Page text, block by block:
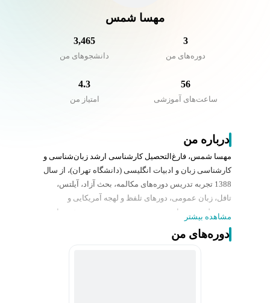
مهسا شمس
3
دوره‌های من
3,465
دانشجو‌های من
56
ساعت‌های آموزشی
4.3
امتیاز من
درباره من
مهسا شمس، فارغ‌التحصیل کارشناسی ارشد زبان‌شناسی و
کارشناسی زبان و ادبیات انگلیسی (دانشگاه تهران)، از سال
1388 تجربه‌ تدریس دوره‌های مکالمه، بحث آزاد، آیلتس،
تافل، زبان عمومی، دورهای تلفظ و لهجه آمریکایی و
همین‌طور دوره‌های تربیت مدرس در معتبر‌ترین مؤسسات
آموزشی مختلف از جمله مرکز زبان دانشگاه تهران دارند.
علاوه ‌بر این ایشان سوابقی همچون تسلط به زبان فرانسه،
مشاهده بیشتر
دوره‌های من